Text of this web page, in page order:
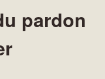
pardon